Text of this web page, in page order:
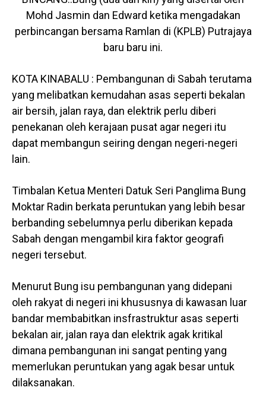
Mohd Jasmin dan Edward ketika mengadakan
perbincangan bersama Ramlan di (KPLB) Putrajaya
baru baru ini.
KOTA KINABALU : Pembangunan di Sabah terutama
yang melibatkan kemudahan asas seperti bekalan
air bersih, jalan raya, dan elektrik perlu diberi
penekanan oleh kerajaan pusat agar negeri itu
dapat membangun seiring dengan negeri-negeri
lain.
Timbalan Ketua Menteri Datuk Seri Panglima Bung
Moktar Radin berkata peruntukan yang lebih besar
berbanding sebelumnya perlu diberikan kepada
Sabah dengan mengambil kira faktor geografi
negeri tersebut.
Menurut Bung isu pembangunan yang didepani
oleh rakyat di negeri ini khususnya di kawasan luar
bandar membabitkan insfrastruktur asas seperti
bekalan air, jalan raya dan elektrik agak kritikal
dimana pembangunan ini sangat penting yang
memerlukan peruntukan yang agak besar untuk
dilaksanakan.